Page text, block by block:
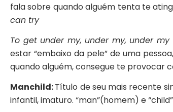
fala sobre quando alguém tenta te
can try
To get under my, under my, under my
estar “embaixo da pele” de uma
quando alguém, consegue te provocar
Manchild:Título de seu mais recente
infantil, imaturo. “man”(homem) e